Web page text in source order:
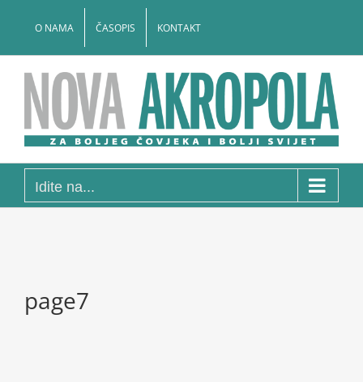
O NAMA ČASOPIS KONTAKT
Idite na...
page7